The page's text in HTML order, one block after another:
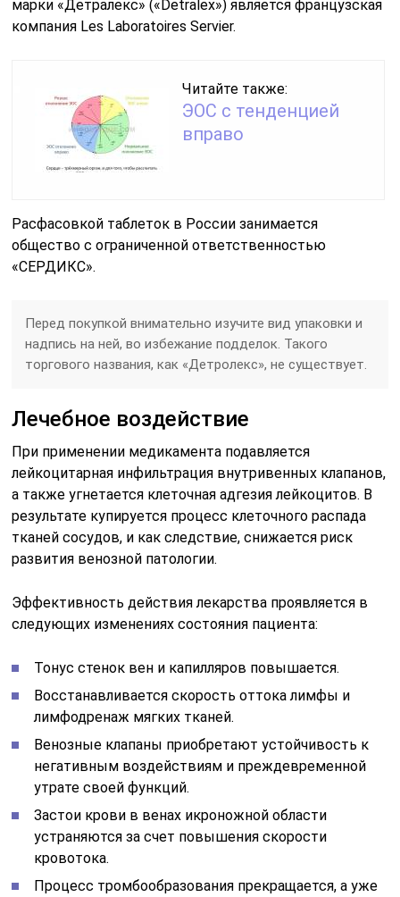
марки «Детралекс» («Detralex») является французская
компания Les Laboratoires Servier.
Читайте также:
ЭОС с тенденцией
вправо
Расфасовкой таблеток в России занимается
общество с ограниченной ответственностью
«СЕРДИКС».
Перед покупкой внимательно изучите вид упаковки и
надпись на ней, во избежание подделок. Такого
торгового названия, как «Детролекс», не существует.
Лечебное воздействие
При применении медикамента подавляется
лейкоцитарная инфильтрация внутривенных клапанов,
а также угнетается клеточная адгезия лейкоцитов. В
результате купируется процесс клеточного распада
тканей сосудов, и как следствие, снижается риск
развития венозной патологии.
Эффективность действия лекарства проявляется в
следующих изменениях состояния пациента:
Тонус стенок вен и капилляров повышается.
Восстанавливается скорость оттока лимфы и
лимфодренаж мягких тканей.
Венозные клапаны приобретают устойчивость к
негативным воздействиям и преждевременной
утрате своей функций.
Застои крови в венах икроножной области
устраняются за счет повышения скорости
кровотока.
Процесс тромбообразования прекращается, а уже